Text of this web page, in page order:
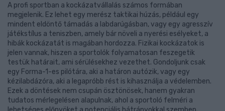
A profi sportban a kockázatvállalás számos formában
megjelenik. Ez lehet egy merész taktikai húzás, például egy
mindent eldöntő támadás a labdarúgásban, vagy egy agresszív
játékstílus a teniszben, amely bár növeli a nyerési esélyeket, a
hibák kockázatát is magában hordozza. Fizikai kockázatok is
jelen vannak, hiszen a sportolók folyamatosan feszegetik
testük határait, ami sérülésekhez vezethet. Gondoljunk csak
egy Forma-1-es pilótára, aki a határon autózik, vagy egy
kézilabdázóra, aki a legapróbb rést is kihasználja a védelemben.
Ezek a döntések nem csupán ösztönösek, hanem gyakran
tudatos mérlegelésen alapulnak, ahol a sportoló felméri a